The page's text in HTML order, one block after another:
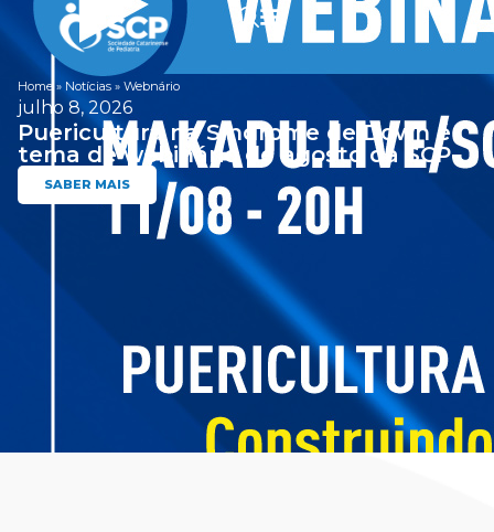
Home » Notícias » Webnário
julho 8, 2026
Puericultura na Síndrome de Down é
tema de webinário de agosto da SCP
SABER MAIS